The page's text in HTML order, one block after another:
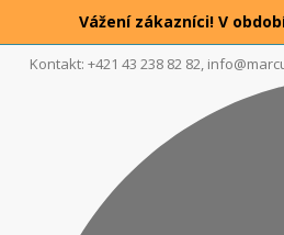
Vážení zákazníci! V
Kontakt: +421 43 238 82 82,